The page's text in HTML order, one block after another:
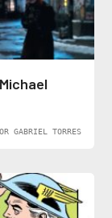
GABRIEL TORRES